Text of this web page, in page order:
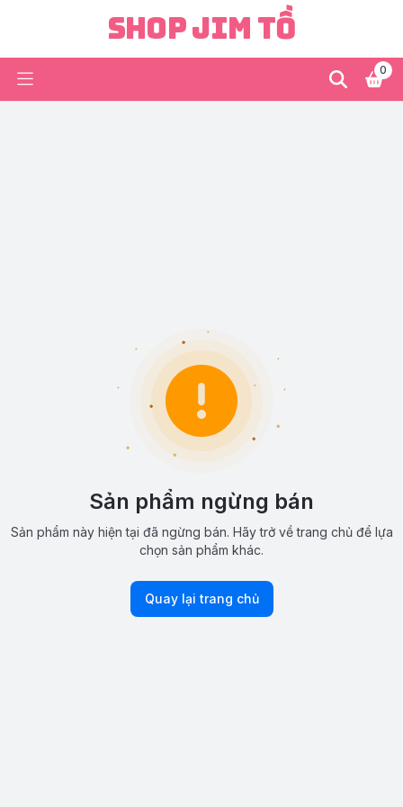
Shop Jim Tồ
0
Sản phẩm ngừng bán
Sản phẩm này hiện tại đã ngừng bán. Hãy trở về trang chủ để lựa
chọn sản phẩm khác.
Quay lại trang chủ